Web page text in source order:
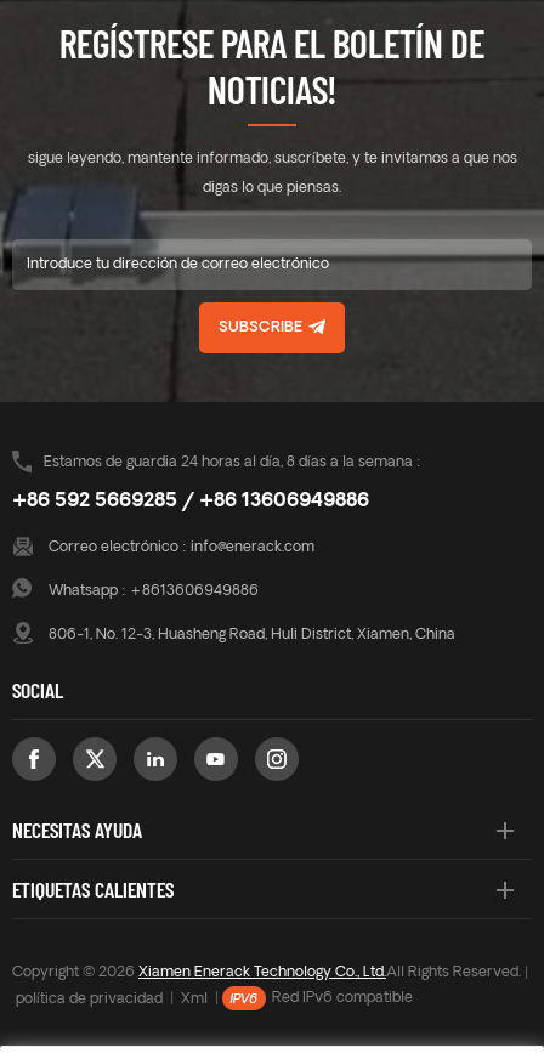
REGÍSTRESE PARA EL BOLETÍN DE
NOTICIAS!
sigue leyendo, mantente informado, suscríbete, y te invitamos a que nos
digas lo que piensas.
SUBSCRIBE
Estamos de guardia 24 horas al día, 8 días a la semana :
+86 592 5669285 / +86 13606949886
Correo electrónico : info@enerack.com
Whatsapp : +8613606949886
806-1, No. 12-3, Huasheng Road, Huli District, Xiamen, China
SOCIAL
NECESITAS AYUDA
ETIQUETAS CALIENTES
Copyright © 2026 Xiamen Enerack Technology Co., Ltd.All Rights Reserved. |
política de privacidad
Xml Red IPv6 compatible